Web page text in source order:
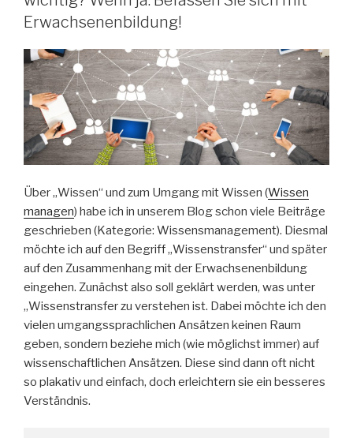
Erwachsenenbildung!
Über „Wissen“ und zum Umgang mit Wissen (Wissen
managen) habe ich in unserem Blog schon viele Beiträge
geschrieben (Kategorie: Wissensmanagement). Diesmal
möchte ich auf den Begriff „Wissenstransfer“ und später
auf den Zusammenhang mit der Erwachsenenbildung
eingehen. Zunächst also soll geklärt werden, was unter
„Wissenstransfer zu verstehen ist. Dabei möchte ich den
vielen umgangssprachlichen Ansätzen keinen Raum
geben, sondern beziehe mich (wie möglichst immer) auf
wissenschaftlichen Ansätzen. Diese sind dann oft nicht
so plakativ und einfach, doch erleichtern sie ein besseres
Verständnis.